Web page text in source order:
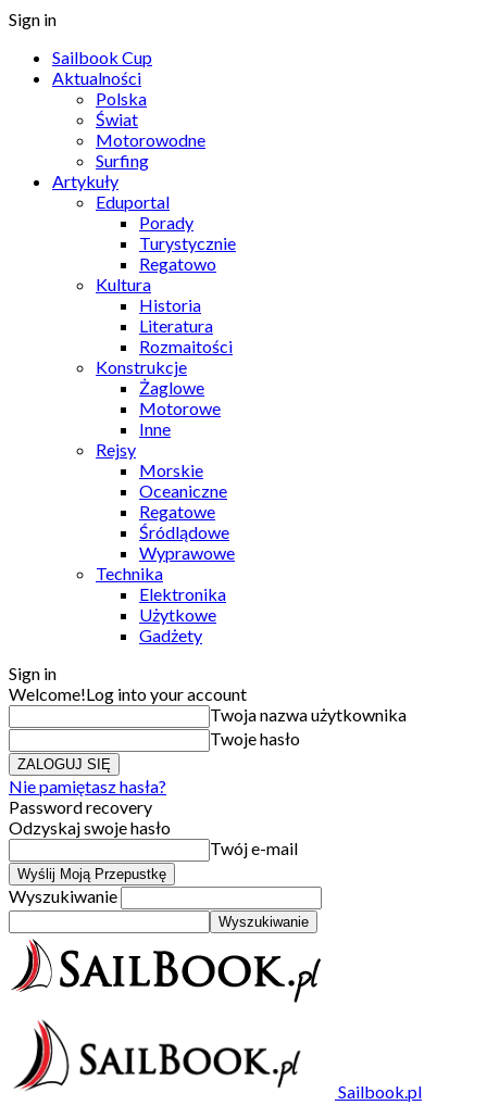
Sign in
Sailbook Cup
Aktualności
Polska
Świat
Motorowodne
Surfing
Artykuły
Eduportal
Porady
Turystycznie
Regatowo
Kultura
Historia
Literatura
Rozmaitości
Konstrukcje
Żaglowe
Motorowe
Inne
Rejsy
Morskie
Oceaniczne
Regatowe
Śródlądowe
Wyprawowe
Technika
Elektronika
Użytkowe
Gadżety
Sign in
Welcome!Log into your account
Twoja nazwa użytkownika
Twoje hasło
Nie pamiętasz hasła?
Password recovery
Odzyskaj swoje hasło
Twój e-mail
Wyszukiwanie
Sailbook.pl